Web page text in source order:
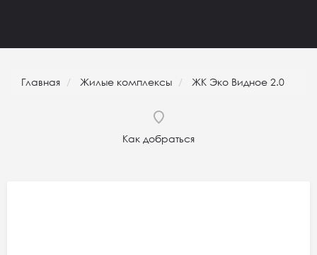
Главная Жилые комплексы ЖК Эко Видное 2.0
Как добраться